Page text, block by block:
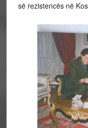
së rezistencës në